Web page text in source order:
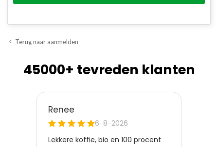
 Terug naar aanmelden
45000+ tevreden klanten